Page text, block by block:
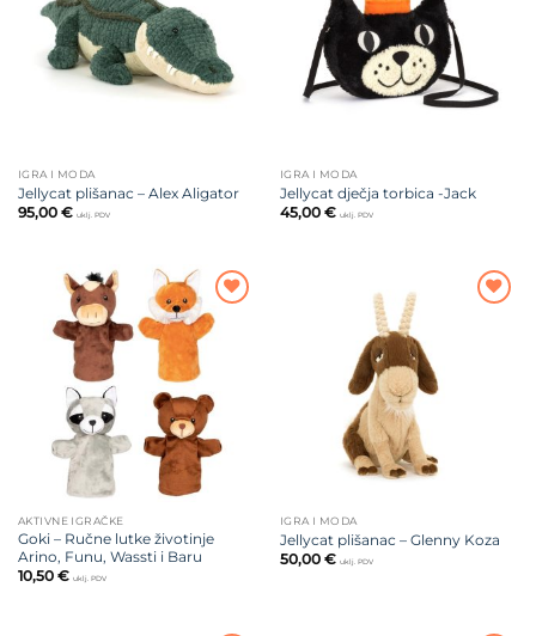
IGRA I MODA
Jellycat plišanac – Alex Aligator
95,00 € uklj. PDV
IGRA I MODA
Jellycat dječja torbica -Jack
45,00 € uklj. PDV
Dodajte
na listu
AKTIVNE IGRAČKE
Goki – Ručne lutke životinje
Arino, Funu, Wassti i Baru
10,50 € uklj. PDV
IGRA I MODA
Jellycat plišanac – Glenny Koza
50,00 € uklj. PDV